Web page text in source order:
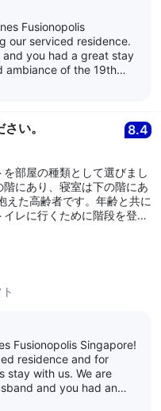
our serviced residence.
you had a great stay
ambiance of the 19th
you stayed in. -----
taking your feedback
and counselling our
out the
grateful for your
the great pleasure to
friend. All of us
you back. We are at
well. ------ Kind
Fusionopolis
い。 8.4
部屋の種類として選びまし
にあり、寝室は下の階にあ
レに行くために階段を登る
た。
residence and for
stay with us. We are
and you had an
regret to learn you